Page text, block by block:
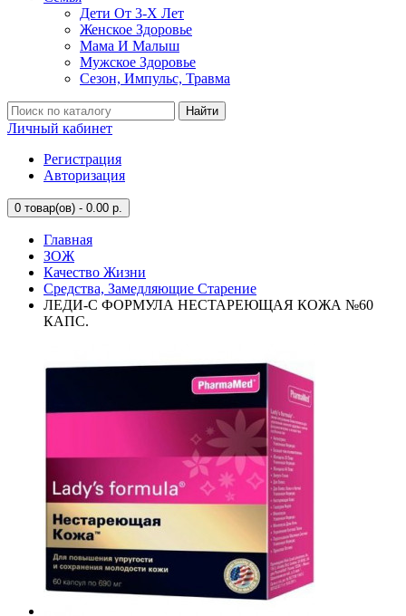
Дети От 3-Х Лет
Женское Здоровье
Мама И Малыш
Мужское Здоровье
Сезон, Импульс, Травма
Найти
Личный кабинет
Регистрация
Авторизация
0 товар(ов) - 0.00 р.
Главная
ЗОЖ
Качество Жизни
Средства, Замедляющие Старение
ЛЕДИ-С ФОРМУЛА НЕСТАРЕЮЩАЯ КОЖА №60
КАПС.